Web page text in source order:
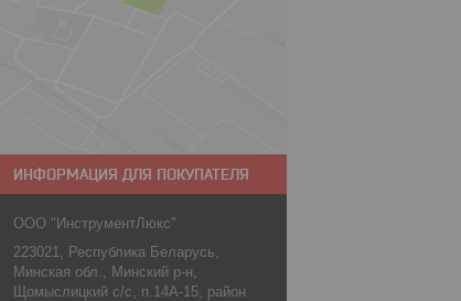
ИНФОРМАЦИЯ ДЛЯ ПОКУПАТЕЛЯ
ООО "ИнструментЛюкс"
223021, Республика Беларусь,
Минская обл., Минский р-н,
Щомыслицкий с/с, п.14А-15, район